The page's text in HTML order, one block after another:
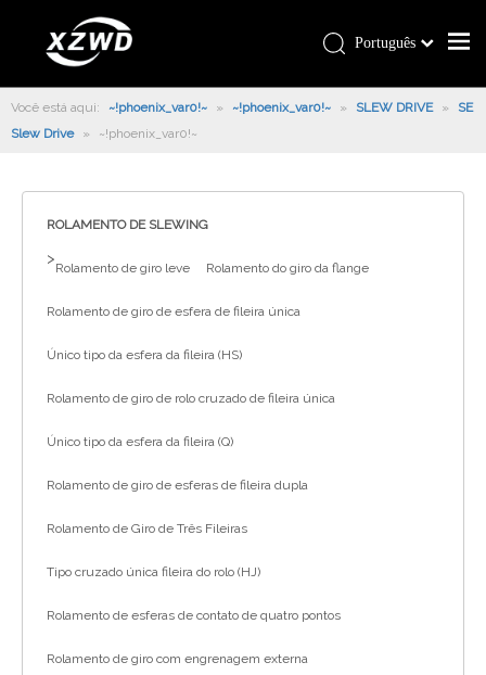
Português
Você está aqui: ~!phoenix_var0!~ » ~!phoenix_var0!~ » SLEW DRIVE »
SE
Slew Drive
» ~!phoenix_var0!~
ROLAMENTO DE SLEWING
>
Rolamento de giro leve Rolamento do giro da flange
Rolamento de giro de esfera de fileira única
Único tipo da esfera da fileira (HS)
Rolamento de giro de rolo cruzado de fileira única
Único tipo da esfera da fileira (Q)
Rolamento de giro de esferas de fileira dupla
Rolamento de Giro de Três Fileiras
Tipo cruzado única fileira do rolo (HJ)
Rolamento de esferas de contato de quatro pontos
Rolamento de giro com engrenagem externa